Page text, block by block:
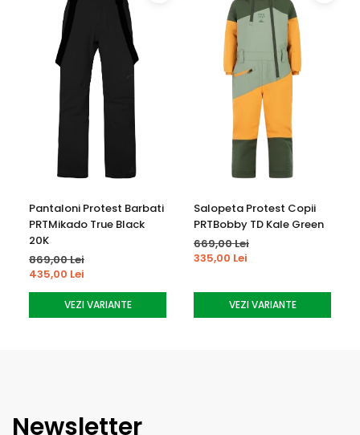
Gluga fixa si ajustabila
Fermoar in partea din fata
Fermoar in lateral, pentru ventilatie
Imbracare usoara
Buzunar skipass
Impermeabilizare ecologica
Respirabilitate
PRTPEONIES de la Protest
combină ce e mai bun în
materie de sportivitate și stil ¬ nota finală perfectă pentru
Pantaloni Protest Barbati
PRTMikado True Black
20K
869,00 Lei
435,00 Lei
VEZI VARIANTE
Salopeta Protest Copii
PRTBobby TD Kale Green
669,00 Lei
335,00 Lei
VEZI VARIANTE
Newsletter